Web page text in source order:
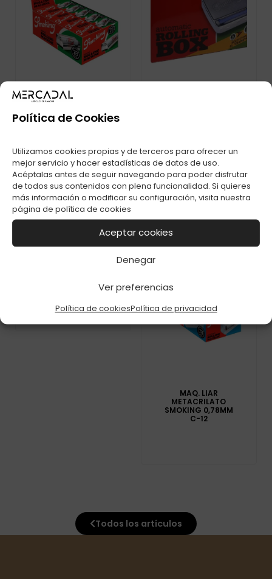
Política de Cookies
Utilizamos cookies propias y de terceros para ofrecer un
mejor servicio y hacer estadísticas de datos de uso.
Acéptalas antes de seguir navegando para poder disfrutar
de todos sus contenidos con plena funcionalidad. Si quieres
más información o modificar su configuración, visita nuestra
página de política de cookies
Aceptar cookies
Denegar
Ver preferencias
Política de cookiesPolítica de privacidad
MAQ. LIAR METAL
MAQ. LIAR
METACRILATO
SMOKING 0,78MM
C-12
Todos los artículos